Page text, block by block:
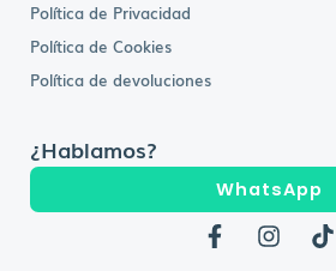
Política de Privacidad
Política de Cookies
Política de devoluciones
¿Hablamos?
WhatsApp
F
a
I
n
T
i